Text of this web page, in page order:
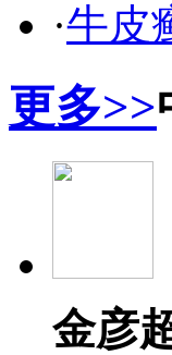
·牛皮
更多>>
金彦